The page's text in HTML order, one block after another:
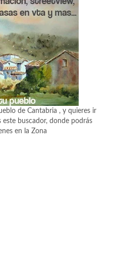
de Cantabria , y quieres ir
este buscador, donde podrás
en la Zona